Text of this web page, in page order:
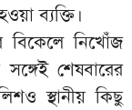
ব্যক্তি।
বিকেলে নিখোঁজ
শেষবারের
স্থানীয় কিছু